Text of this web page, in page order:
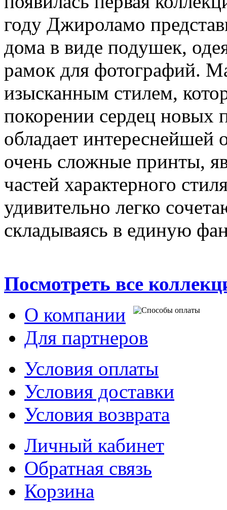
году Джироламо
дома в виде подушек,
рамок для фотографий.
изысканным стилем,
покорении сердец новых
обладает интереснейшей
очень сложные принты,
частей характерного
удивительно легко
складываясь в единую
Посмотреть все
О компании
Для партнеров
Условия оплаты
Условия доставки
Условия возврата
Личный кабинет
Обратная связь
Корзина